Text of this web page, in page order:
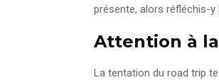
présente, alors réfléchis-y
Attention à
La tentation du road trip